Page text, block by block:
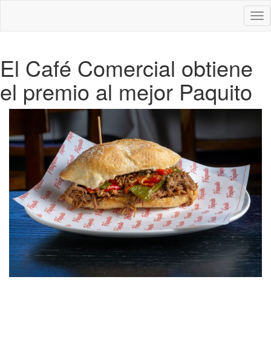
El Café Comercial obtiene
el premio al mejor Paquito